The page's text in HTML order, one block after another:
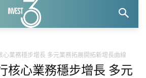
心業務穩步增長 多元業務拓展開拓新增長曲線
核心業務穩步增長 多元